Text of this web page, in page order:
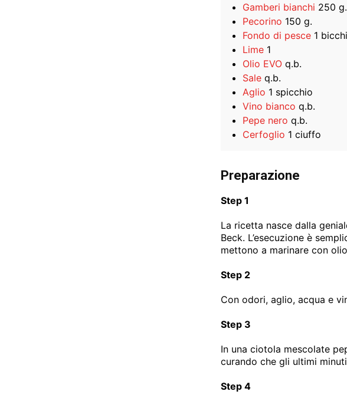
Gamberi bianchi 250 g.
Pecorino 150 g.
Fondo di pesce 1
Lime 1
Olio EVO q.b.
Sale q.b.
Aglio 1 spicchio
Vino bianco q.b.
Pepe nero q.b.
Cerfoglio 1 ciuffo
Preparazione
Step 1
La ricetta nasce dalla
Beck. L’esecuzione è
mettono a marinare con
Step 2
Con odori, aglio, acqua e
Step 3
In una ciotola mescolate
curando che gli ultimi
Step 4